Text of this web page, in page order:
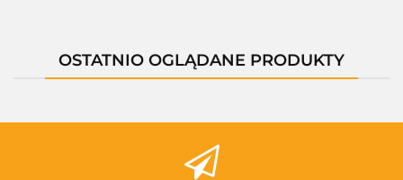
OSTATNIO OGLĄDANE PRODUKTY